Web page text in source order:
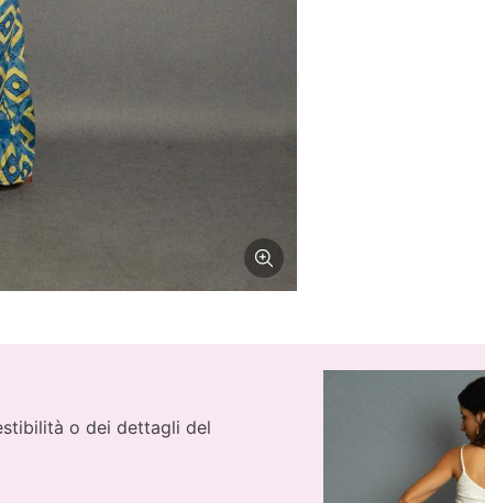
o dei dettagli del